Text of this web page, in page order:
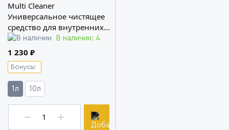
Multi Cleaner
Универсальное чистящее
средство для внутренних
и внешних поверхностей
лодок и катеров Koch
Chemie
В наличии: 4
1 230 ₽
Бонусы:
1л 10л